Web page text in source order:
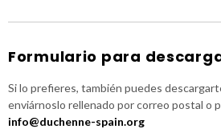
Formulario para
Si lo prefieres, también puedes
enviárnoslo rellenado por correo postal o
info@duchenne-spain.org